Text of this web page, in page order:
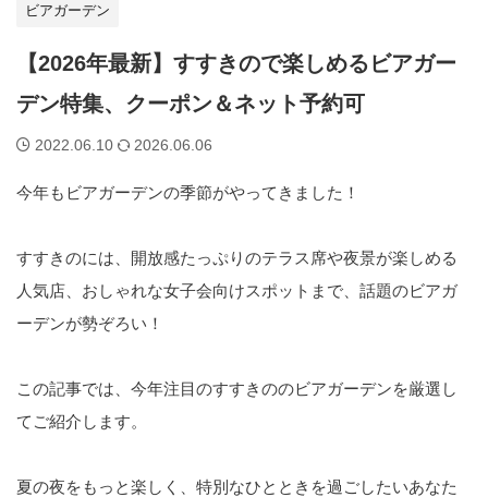
ビアガーデン
【2026年最新】すすきので楽しめるビアガー
デン特集、クーポン＆ネット予約可
2022.06.10 2026.06.06
今年もビアガーデンの季節がやってきました！
すすきのには、開放感たっぷりのテラス席や夜景が楽しめる
人気店、おしゃれな女子会向けスポットまで、話題のビアガ
ーデンが勢ぞろい！
この記事では、今年注目のすすきののビアガーデンを厳選し
てご紹介します。
夏の夜をもっと楽しく、特別なひとときを過ごしたいあなた